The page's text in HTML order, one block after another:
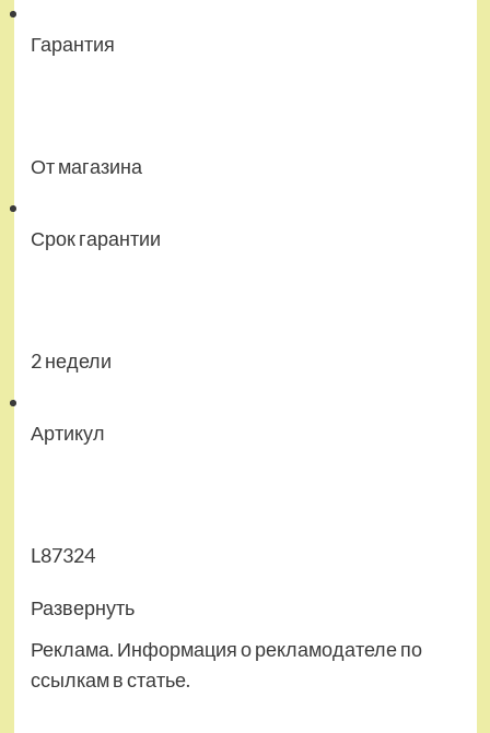
Гарантия
От магазина
Срок гарантии
2 недели
Артикул
L87324
Развернуть
Реклама. Информация о рекламодателе по
ссылкам в статье.